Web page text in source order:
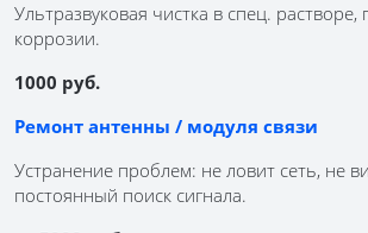
Ультразвуковая чистка в спец.
коррозии.
1000 руб.
Ремонт антенны / модуля связи
Устранение проблем: не ловит сеть, не
постоянный поиск сигнала.